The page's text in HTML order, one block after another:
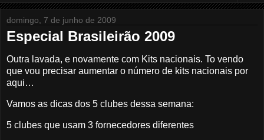
domingo, 7 de junho de 2009
Especial Brasileirão 2009
Outra lavada, e novamente com Kits nacionais. To vendo
que vou precisar aumentar o número de kits nacionais por
aqui…
Vamos as dicas dos 5 clubes dessa semana:
5 clubes que usam 3 fornecedores diferentes